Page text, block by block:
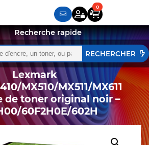
l'auto-complétion sont
Recherche rapide
Lexmark
MX510/MX511/MX611
de toner original noir –
60F2H0E/602H